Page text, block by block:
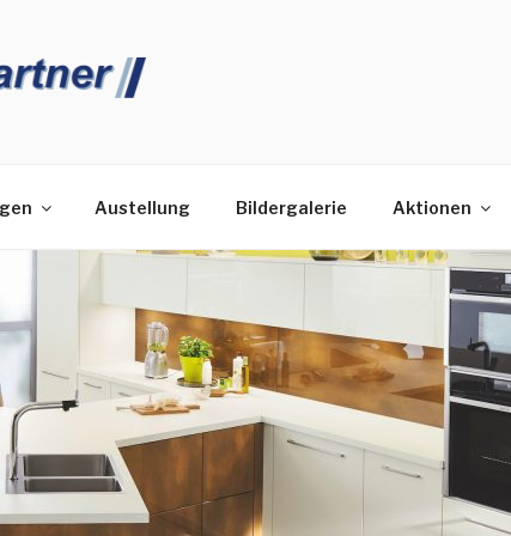
Austellung Bildergalerie Aktionen